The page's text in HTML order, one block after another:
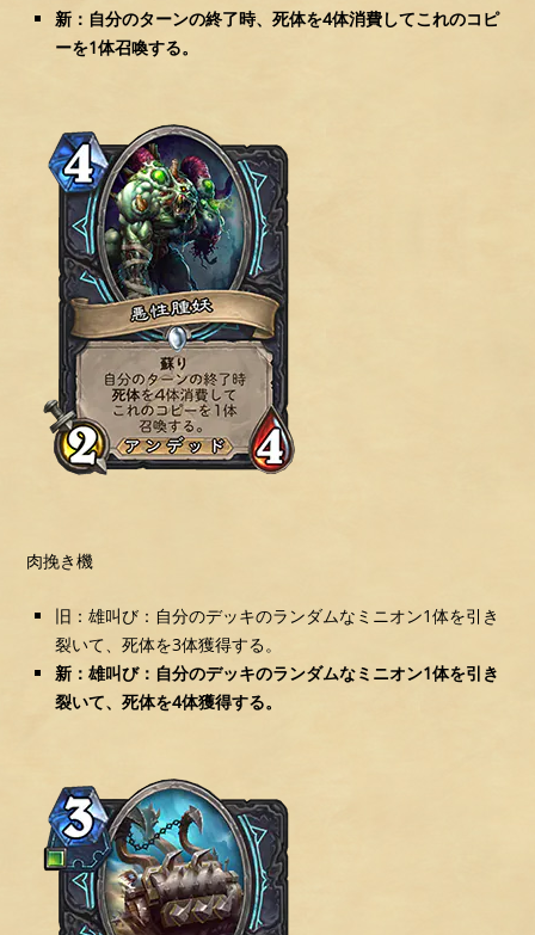
新：自分のターンの終了時、死体を4体消費してこれのコピ
ーを1体召喚する。
肉挽き機
旧：雄叫び：自分のデッキのランダムなミニオン1体を引き
裂いて、死体を3体獲得する。
新：雄叫び：自分のデッキのランダムなミニオン1体を引き
裂いて、死体を4体獲得する。